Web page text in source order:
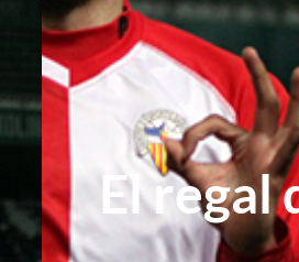
El regal